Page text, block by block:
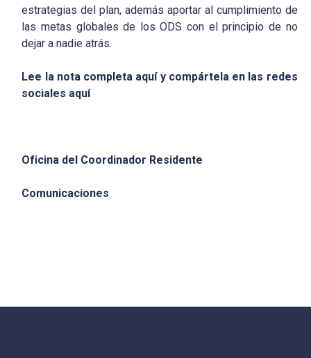
estrategias del plan, además aportar al cumplimiento de
las metas globales de los ODS con el principio de no
dejar a nadie atrás.
Lee la nota completa aquí y compártela en las redes
sociales aquí
Oficina del Coordinador Residente
Comunicaciones